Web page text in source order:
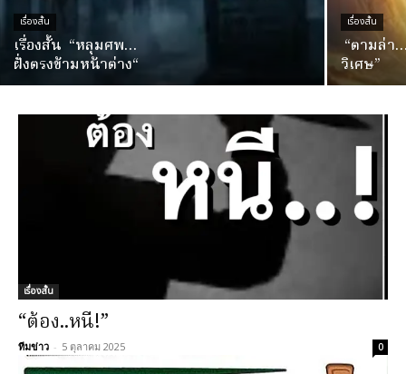
เรื่องสั้น
เรื่องสั้น “หลุมศพ…
ฝั่งตรงข้ามหน้าต่าง“
เรื่องสั้น
“ตามล่า
วิเศษ”
เรื่องสั้น
“ต้อง..หนี!”
ทีมข่าว - 5 ตุลาคม 2025 0